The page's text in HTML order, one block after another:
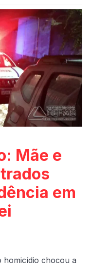
Mãe e
em
homicídio chocou a